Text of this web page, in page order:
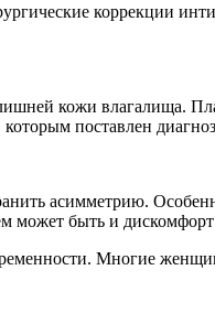
коррекции
кожи влагалища.
поставлен
асимметрию.
быть и дискомфорт
Многие